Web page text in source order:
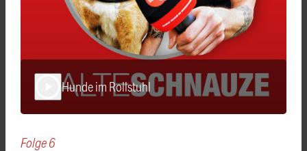
Hunde im Rollstuhl
Folge 6